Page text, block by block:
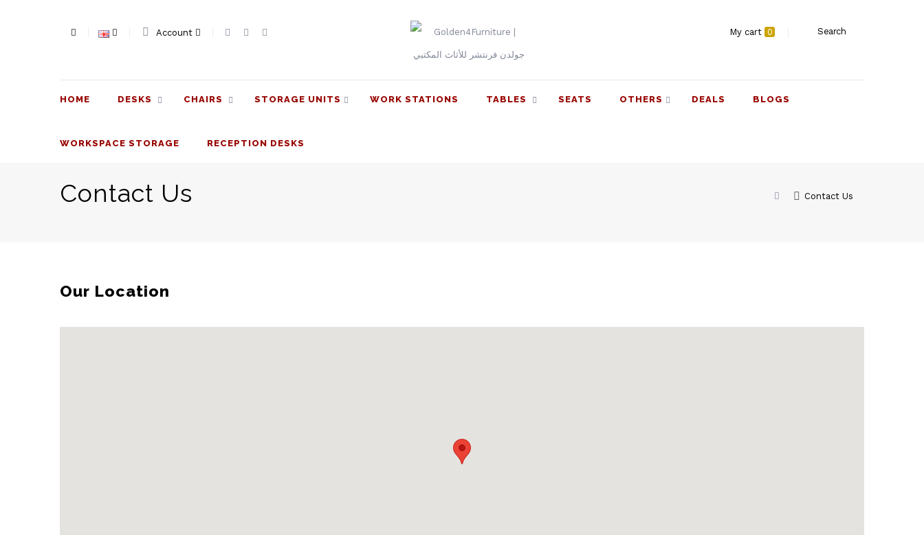
Account Search
My cart 0
HOME DESKS CHAIRS STORAGE UNITS WORK STATIONS TABLES SEATS OTHERS DEALS BLOGS
WORKSPACE STORAGE RECEPTION DESKS
Contact Us Contact Us
Our Location